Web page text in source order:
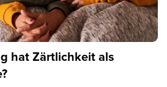
hat Zärtlichkeit als